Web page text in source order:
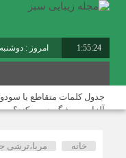
1:55:25 امروز : دوشنبه, ۱۹ مرداد ,
جدول کلمات متقاطع یا
آلزایمر پیشگیری می‌کند؟
چگونه می‌توان سیگار را
خانه